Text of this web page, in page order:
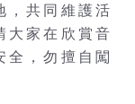
，共同維護活
大家在欣賞音
全，勿擅自闖